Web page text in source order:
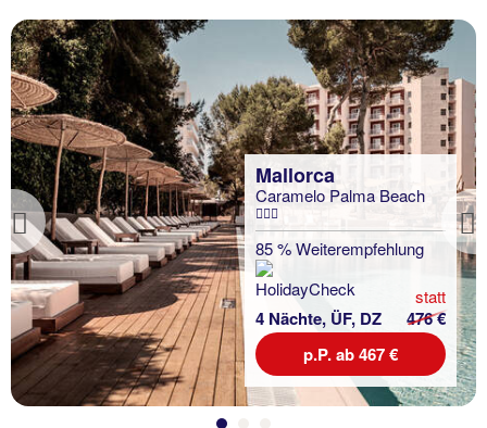
Previous
Mallorca
Caramelo Palma Beach
85 % Weiterempfehlung
4 Nächte, ÜF, DZ
statt
476 €
p.P. ab 467 €